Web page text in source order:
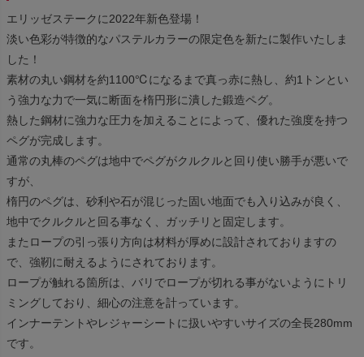
エリッゼステークに2022年新色登場！
淡い色彩が特徴的なパステルカラーの限定色を新たに製作いたしま
した！
素材の丸い鋼材を約1100℃になるまで真っ赤に熱し、約1トンとい
う強力な力で一気に断面を楕円形に潰した鍛造ペグ。
熱した鋼材に強力な圧力を加えることによって、優れた強度を持つ
ペグが完成します。
通常の丸棒のペグは地中でペグがクルクルと回り使い勝手が悪いで
すが、
楕円のペグは、砂利や石が混じった固い地面でも入り込みが良く、
地中でクルクルと回る事なく、ガッチリと固定します。
またロープの引っ張り方向は材料が厚めに設計されておりますの
で、強靭に耐えるようにされております。
ロープが触れる箇所は、バリでロープが切れる事がないようにトリ
ミングしており、細心の注意を計っています。
インナーテントやレジャーシートに扱いやすいサイズの全長280mm
です。